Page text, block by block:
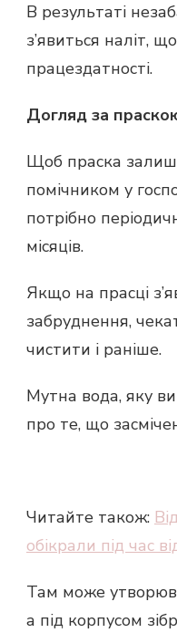
В результаті
з’явиться наліт,
працездатності.
Догляд за
Щоб праска
помічником у
потрібно
місяців.
Якщо на прасці
забруднення,
чистити і раніше.
Мутна вода, яку
про те, що
Читайте також:
обікрали під час
Там може
а під корпусом